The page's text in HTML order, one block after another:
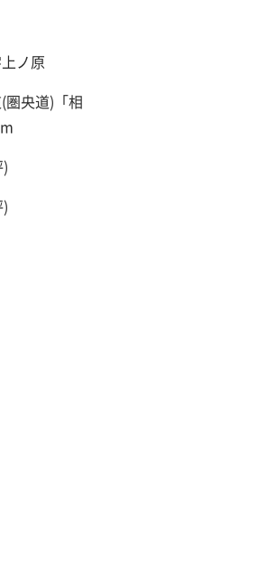
ノ原
圏央道)「相